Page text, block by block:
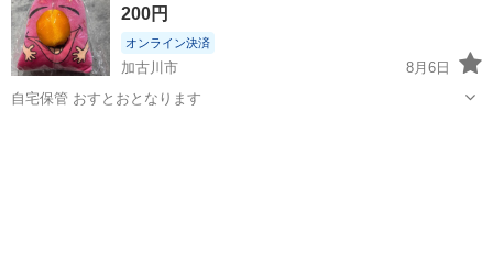
200円
オンライン決済
加古川市
8月6日
自宅保管 おすとおとなります